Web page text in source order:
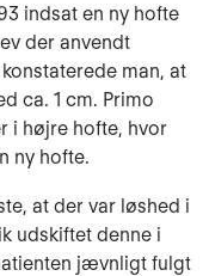
indsat en ny hofte
der anvendt
man, at
ca. 1 cm. Primo
i højre hofte, hvor
ny hofte.
at der var løshed i
udskiftet denne i
jævnligt fulgt